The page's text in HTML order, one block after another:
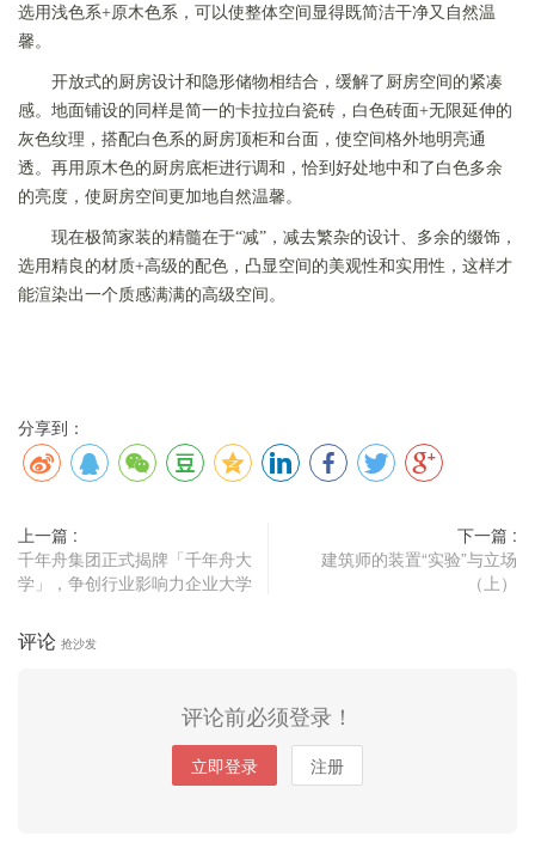
选用浅色系+原木色系，可以使整体空间显得既简洁干净又自然温
馨。
开放式的厨房设计和隐形储物相结合，缓解了厨房空间的紧凑
感。地面铺设的同样是简一的卡拉拉白瓷砖，白色砖面+无限延伸的
灰色纹理，搭配白色系的厨房顶柜和台面，使空间格外地明亮通
透。再用原木色的厨房底柜进行调和，恰到好处地中和了白色多余
的亮度，使厨房空间更加地自然温馨。
现在极简家装的精髓在于“减”，减去繁杂的设计、多余的缀饰，
选用精良的材质+高级的配色，凸显空间的美观性和实用性，这样才
能渲染出一个质感满满的高级空间。
分享到：
上一篇 :
千年舟集团正式揭牌「千年舟大
学」，争创行业影响力企业大学
下一篇 :
建筑师的装置“实验”与立场
（上）
评论 抢沙发
评论前必须登录！
立即登录 注册